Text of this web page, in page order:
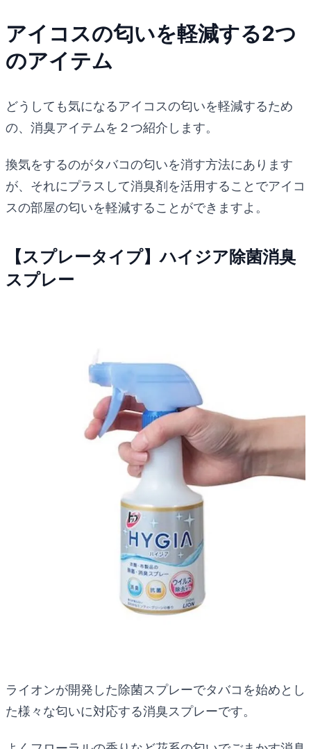
アイコスの匂いを軽減する2つ
のアイテム
どうしても気になるアイコスの匂いを軽減するため
の、消臭アイテムを２つ紹介します。
換気をするのがタバコの匂いを消す方法にあります
が、それにプラスして消臭剤を活用することでアイコ
スの部屋の匂いを軽減することができますよ。
【スプレータイプ】ハイジア除菌消臭
スプレー
ライオンが開発した除菌スプレーでタバコを始めとし
た様々な匂いに対応する消臭スプレーです。